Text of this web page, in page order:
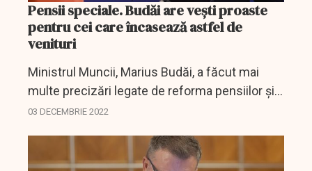
Pensii speciale. Budăi are vești proaste
pentru cei care încasează astfel de
venituri
Ministrul Muncii, Marius Budăi, a făcut mai
multe precizări legate de reforma pensiilor și
implicit și despre ce se va întâmpla cu pensiile
03 DECEMBRIE 2022